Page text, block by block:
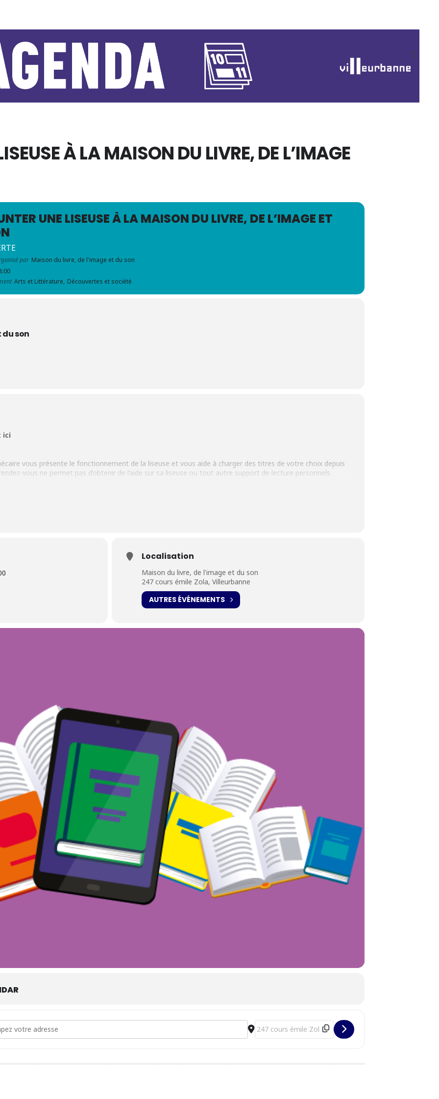
À LA MAISON DU LIVRE, DE L’IMAGE
UNE LISEUSE À LA MAISON DU LIVRE, DE L’IMAGE ET
par Maison du livre, de l'image et du son
Arts et Littérature, Découvertes et société
son
ici
vous présente le fonctionnement de la liseuse et vous aide à charger des titres de votre choix depuis
vous ne permet pas d’obtenir de l’aide sur sa liseuse ou tout autre support de lecture personnels.
présenter au 2
dans le catalogue des médiathèques des livres numériques que vous aimeriez lire sur liseuse.
Toute personne mineure doit être accompagnée par un responsable légal le jour du rendez-vous.
Localisation
Maison du livre, de l'image et du son
247 cours émile Zola, Villeurbanne
AUTRES ÉVÉNEMENTS
- Emprunter une liseuse à la Maison du livre, de l’image et du son [Oyh8iGhpI]Destination Address - Emprunter une liseuse à la